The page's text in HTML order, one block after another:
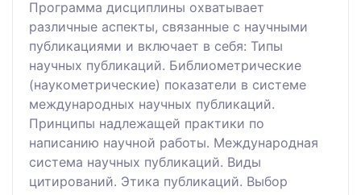
Программа дисциплины охватывает
различные аспекты, связанные с научными
публикациями и включает в себя: Типы
научных публикаций. Библиометрические
(наукометрические) показатели в системе
международных научных публикаций.
Принципы надлежащей практики по
написанию научной работы. Международная
система научных публикаций. Виды
цитирований. Этика публикаций. Выбор